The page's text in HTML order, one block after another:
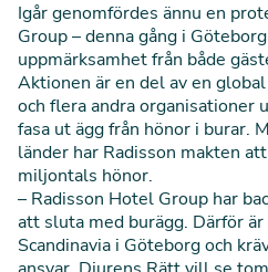
Igår genomfördes ännu en
Group – denna gång i
uppmärksamhet från både
Aktionen är en del av en
och flera andra organisationer
fasa ut ägg från hönor i burar.
länder har Radisson makten
miljontals hönor.
– Radisson Hotel Group har
att sluta med burägg. Därför
Scandinavia i Göteborg och